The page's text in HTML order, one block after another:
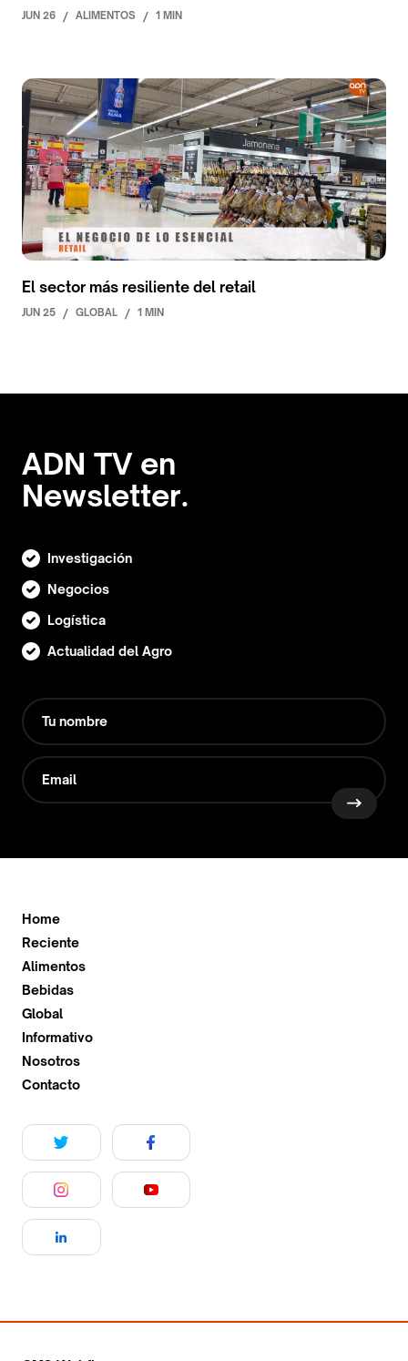
JUN 26 / ALIMENTOS / 1 MIN
El sector más resiliente del retail
JUN 25 / GLOBAL / 1 MIN
ADN TV en
Newsletter.
Investigación
Negocios
Logística
Actualidad del Agro
Home
Reciente
Alimentos
Bebidas
Global
Informativo
Nosotros
Contacto